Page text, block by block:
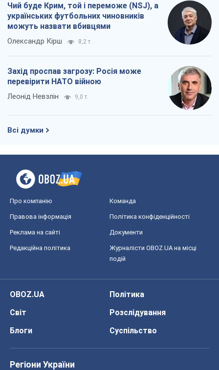
Чий буде Крим, той і переможе (NSJ), а
українських футбольних чиновників
можуть назвати вбивцями
Олександр Кірш 8,2 т.
Захід проспав загрозу: Росія може
перевірити НАТО війною
Леонід Невзлін 9,0 т.
Всі думки
Про компанію Команда
Правова інформація Політика конфіденційності
Реклама на сайті Документи
Редакційна політика
Журналісти OBOZ.UA на місці
подій
OBOZ.UA
Політика
Світ
Розслідування
Блоги
Суспільство
Регіони України